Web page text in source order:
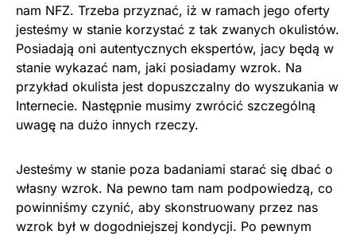
nam NFZ. Trzeba przyznać, iż w ramach jego oferty
jesteśmy w stanie korzystać z tak zwanych okulistów.
Posiadają oni autentycznych ekspertów, jacy będą w
stanie wykazać nam, jaki posiadamy wzrok. Na
przykład okulista jest dopuszczalny do wyszukania w
Internecie. Następnie musimy zwrócić szczególną
uwagę na dużo innych rzeczy.
Jesteśmy w stanie poza badaniami starać się dbać o
własny wzrok. Na pewno tam nam podpowiedzą, co
powinniśmy czynić, aby skonstruowany przez nas
wzrok był w dogodniejszej kondycji. Po pewnym